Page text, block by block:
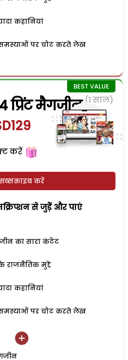
कहानियां
पर चोट करते लेख
प्रिंट मैगजीन (1 साल)
करें
करें
से जुड़ेें और पाएं
का सारा कंटेंट
राजनैतिक मुद्दे
कहानियां
पर चोट करते लेख